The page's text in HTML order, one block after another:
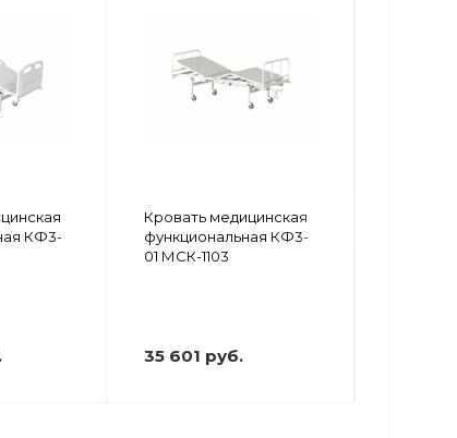
КФ3-
Кровать медицинская
функциональная КФ3-
01 МСК-1103
35 601 руб.